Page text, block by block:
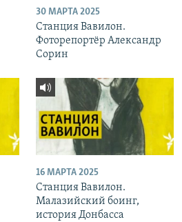
30 МАРТА 2025
Станция Вавилон.
Фоторепортёр Александр
Сорин
16 МАРТА 2025
Станция Вавилон.
Малазийский боинг,
история Донбасса